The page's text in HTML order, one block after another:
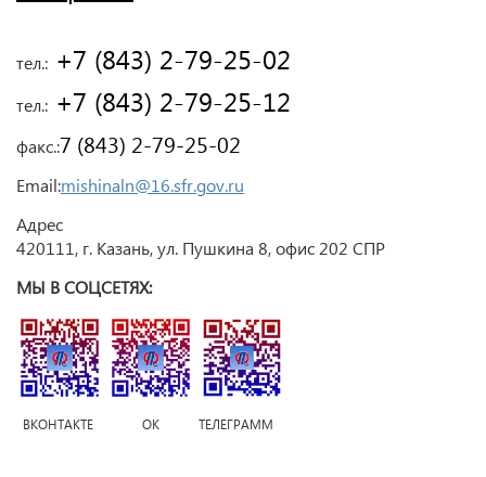
тел.: +7 (843) 2-79-25-02
тел.: +7 (843) 2-79-25-12
факс.:7 (843) 2-79-25-02
Email:mishinaln@16.sfr.gov.ru
Адрес
420111, г. Казань, ул. Пушкина 8, офис 202 СПР
МЫ В СОЦСЕТЯХ:
ВКОНТАКТЕ ОК ТЕЛЕГРАММ